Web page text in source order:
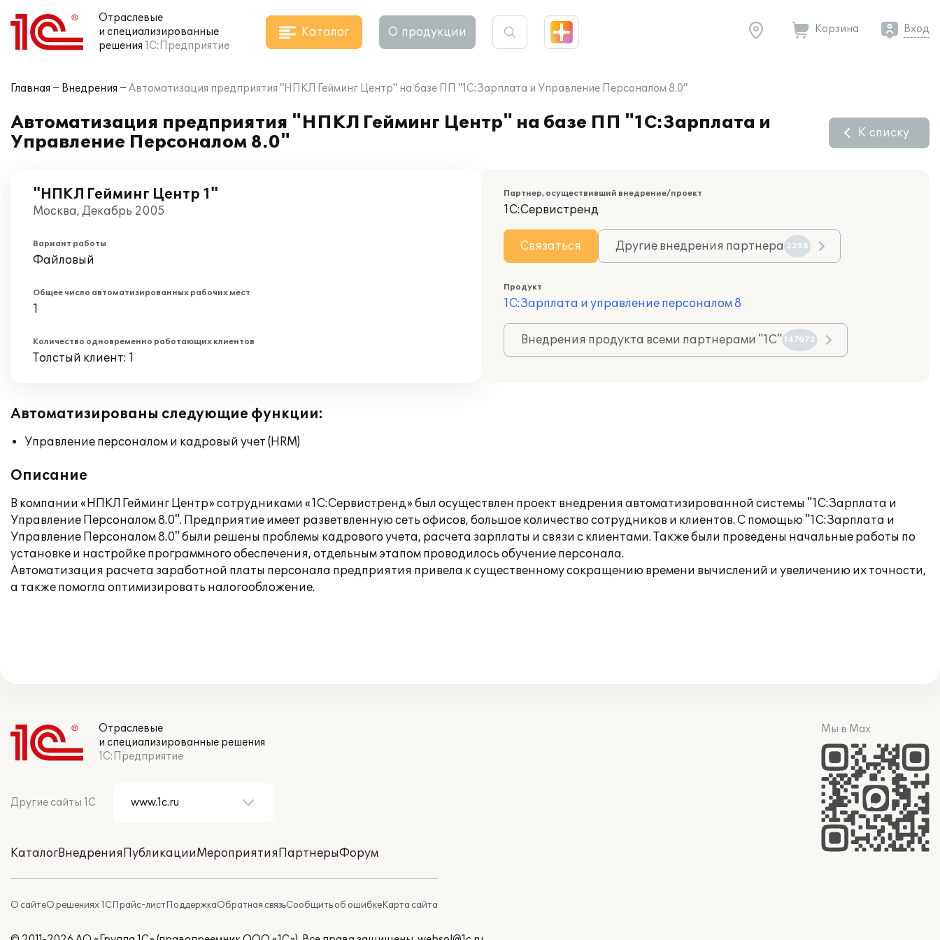
Отраслевые
и специализированные
решения 1С:Предприятие
Каталог О продукции Корзина Вход
Главная Внедрения Автоматизация предприятия "НПКЛ Гейминг Центр" на базе ПП "1С:Зарплата и Управление Персоналом 8.0"
Автоматизация предприятия "НПКЛ Гейминг Центр" на базе ПП "1С:Зарплата и
Управление Персоналом 8.0"
К списку
"НПКЛ Гейминг Центр 1"
Москва, Декабрь 2005
Вариант работы
Файловый
Общее число автоматизированных рабочих мест
1
Количество одновременно работающих клиентов
Толстый клиент: 1
Партнер, осуществивший внедрение/проект
1С:Сервистренд
Связаться Другие внедрения партнера 2258
Продукт
1С:Зарплата и управление персоналом 8
Внедрения продукта всеми партнерами "1С" 147072
Автоматизированы следующие функции:
Управление персоналом и кадровый учет (HRM)
Описание
В компании «НПКЛ Гейминг Центр» сотрудниками «1С:Сервистренд» был осуществлен проект внедрения автоматизированной системы "1С:Зарплата и
Управление Персоналом 8.0". Предприятие имеет разветвленную сеть офисов, большое количество сотрудников и клиентов. С помощью "1С:Зарплата и
Управление Персоналом 8.0" были решены проблемы кадрового учета, расчета зарплаты и связи с клиентами. Также были проведены начальные работы по
установке и настройке программного обеспечения, отдельным этапом проводилось обучение персонала.
Автоматизация расчета заработной платы персонала предприятия привела к существенному сокращению времени вычислений и увеличению их точности,
а также помогла оптимизировать налогообложение.
Отраслевые
и специализированные решения
1С:Предприятие
Другие сайты 1С
КаталогВнедренияПубликацииМероприятияПартнерыФорум
О сайтеО решениях 1СПрайс-листПоддержкаОбратная связьСообщить об ошибкеКарта сайта
Мы в Max